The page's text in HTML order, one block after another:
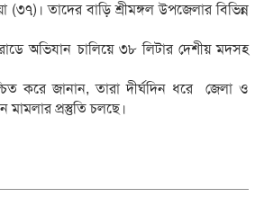
তাদের বাড়ি শ্রীমঙ্গল উপজেলার বিভিন্ন
অভিযান চালিয়ে ৩৮ লিটার দেশীয় মদসহ
করে জানান, তারা দীর্ঘদিন ধরে জেলা ও
প্রস্তুতি চলছে।